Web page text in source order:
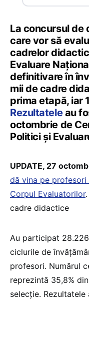
La concursul de
care vor să
cadrelor
Evaluare
definitivare în
mii de cadre
prima etapă, iar
Rezultateleau
octombrie de
Politici și
UPDATE, 27
dă vina pe profesori
Corpul Evaluatorilor
cadre didactice
Au participat
ciclurile de
profesori. Numărul
reprezintă 35,8%
selecție. Rezultatele